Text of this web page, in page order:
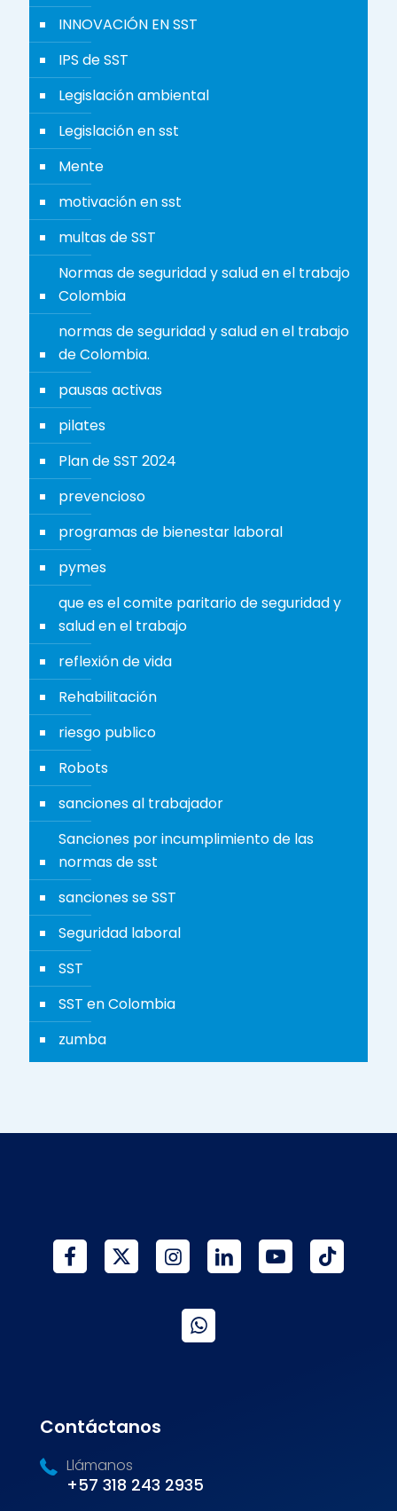
INNOVACIÓN EN SST
IPS de SST
Legislación ambiental
Legislación en sst
Mente
motivación en sst
multas de SST
Normas de seguridad y salud en el trabajo
Colombia
normas de seguridad y salud en el trabajo
de Colombia.
pausas activas
pilates
Plan de SST 2024
prevencioso
programas de bienestar laboral
pymes
que es el comite paritario de seguridad y
salud en el trabajo
reflexión de vida
Rehabilitación
riesgo publico
Robots
sanciones al trabajador
Sanciones por incumplimiento de las
normas de sst
sanciones se SST
Seguridad laboral
SST
SST en Colombia
zumba
Contáctanos
Llámanos
+57 318 243 2935